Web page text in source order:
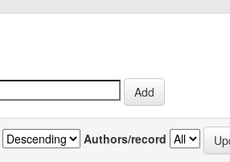
Authors/record